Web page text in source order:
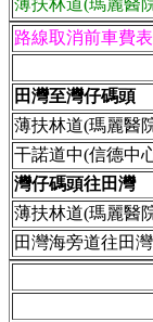
薄扶林道(瑪麗醫
路線取消前車費表
田灣至灣仔碼頭
薄扶林道(瑪麗醫
干諾道中(信德中
灣仔碼頭往田灣
薄扶林道(瑪麗醫
田灣海旁道往田灣